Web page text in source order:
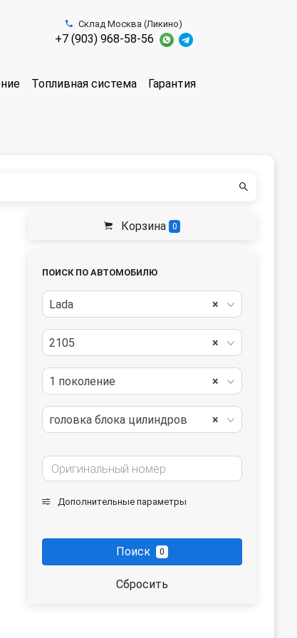
Склад Москва (Ликино)
+7 (903) 968-58-56
Топливная система Гарантия
Корзина 0
ПОИСК ПО АВТОМОБИЛЮ
×
Lada
×
2105
×
1 поколение
×
головка блока цилиндров
Дополнительные параметры
Поиск 0
Сбросить